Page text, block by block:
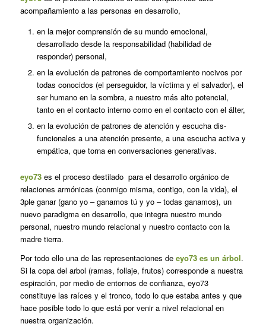
acompañamiento a las personas en desarrollo,
en la mejor comprensión de su mundo emocional,
desarrollado desde la responsabilidad (habilidad de
responder) personal,
en la evolución de patrones de comportamiento nocivos por
todas conocidos (el perseguidor, la víctima y el salvador), el
ser humano en la sombra, a nuestro más alto potencial,
tanto en el contacto interno como en el contacto con el álter,
en la evolución de patrones de atención y escucha dis-
funcionales a una atención presente, a una escucha activa y
empática, que torna en conversaciones generativas.
eyo73es el proceso destilado para el desarrollo orgánico de
relaciones armónicas (conmigo misma, contigo, con la vida), el
3ple ganar (gano yo – ganamos tú y yo – todas ganamos), un
nuevo paradigma en desarrollo, que integra nuestro mundo
personal, nuestro mundo relacional y nuestro contacto con la
madre tierra.
Por todo ello una de las representaciones de eyo73 es un árbol.
Si la copa del arbol (ramas, follaje, frutos) corresponde a nuestra
espiración, por medio de entornos de confianza, eyo73
constituye las raíces y el tronco, todo lo que estaba antes y que
hace posible todo lo que está por venir a nivel relacional en
nuestra organización.